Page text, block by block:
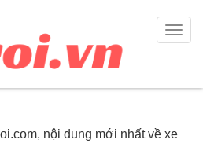
nội dung mới nhất về xe